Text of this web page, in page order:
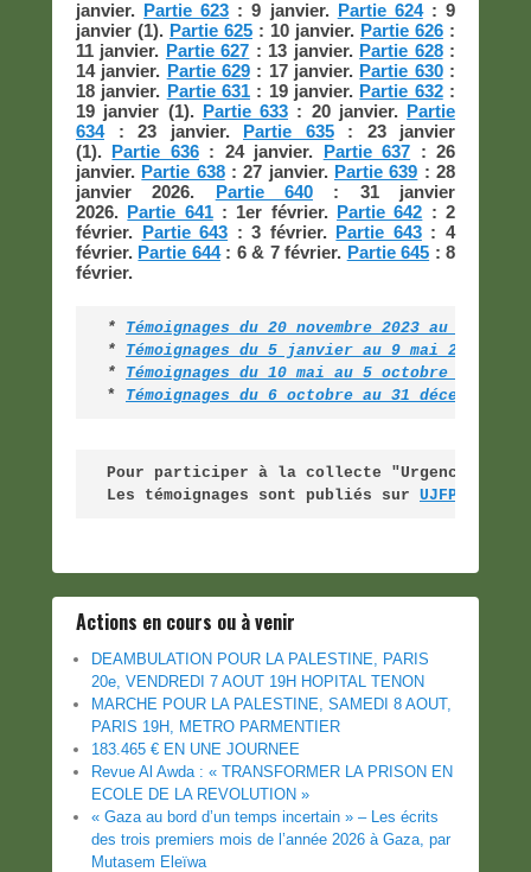
janvier. Partie 623 : 9 janvier. Partie 624: 9
janvier (1). Partie 625 : 10 janvier. Partie 626 :
11 janvier. Partie 627 : 13 janvier. Partie 628:
14 janvier. Partie 629 : 17 janvier. Partie 630:
18 janvier. Partie 631 : 19 janvier. Partie 632:
19 janvier (1). Partie 633 : 20 janvier. Partie
634: 23 janvier. Partie 635: 23 janvier
(1). Partie 636: 24 janvier. Partie 637 : 26
janvier. Partie 638: 27 janvier. Partie 639 : 28
janvier 2026. Partie 640 : 31 janvier
2026. Partie 641: 1er février. Partie 642 : 2
février. Partie 643 : 3 février. Partie 643: 4
février. Partie 644: 6 & 7 février. Partie 645 : 8
février.
* Témoignages du 20 novembre 2023 au 5
* Témoignages du 5 janvier au 9 mai 2025
*
Témoignages du 10 mai au 5 octobre 2025
* Témoignages du 6 octobre au 31 décembre
Pour participer à la collecte "Urgence
Les témoignages sont publiés sur UJFP
Actions en cours ou à venir
DEAMBULATION POUR LA PALESTINE, PARIS
20e, VENDREDI 7 AOUT 19H HOPITAL TENON
MARCHE POUR LA PALESTINE, SAMEDI 8 AOUT,
PARIS 19H, METRO PARMENTIER
183.465 € EN UNE JOURNEE
Revue Al Awda : « TRANSFORMER LA PRISON EN
ECOLE DE LA REVOLUTION »
« Gaza au bord d’un temps incertain » – Les écrits
des trois premiers mois de l’année 2026 à Gaza, par
Mutasem Eleïwa